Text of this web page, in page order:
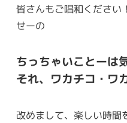
皆さんもご唱和ください
せーの
ちっちゃいことーは
それ、ワカチコ・ワ
改めまして、楽しい時間